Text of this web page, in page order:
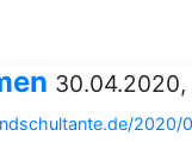
30.04.2020,
2020/